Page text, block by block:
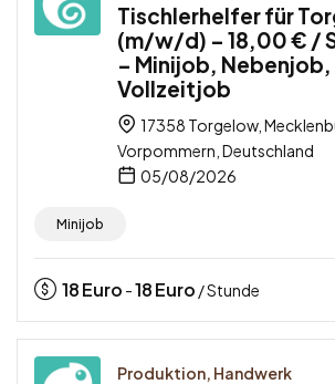
Tischlerhelfer für
(m/w/d) – 18,00 € /
– Minijob, Nebenjob,
Vollzeitjob
17358 Torgelow,
Vorpommern, Deutschland
05/08/2026
Minijob
18Euro -18Euro / Stunde
Produktion, Handwerk